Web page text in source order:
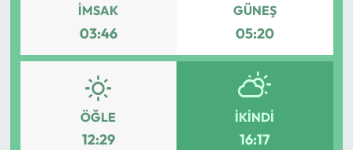
İMSAK
03:46
GÜNEŞ
05:20
ÖĞLE
12:29
İKINDI
16:17